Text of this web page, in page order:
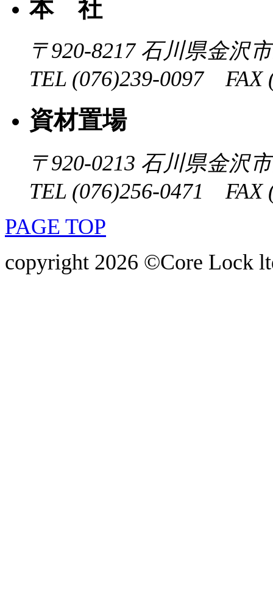
本 社
〒920-8217 石川県金沢
TEL (076)239-0097 FAX
資材置場
〒920-0213 石川県金沢
TEL (076)256-0471 FAX
PAGE TOP
copyright 2026 ©Core Lock